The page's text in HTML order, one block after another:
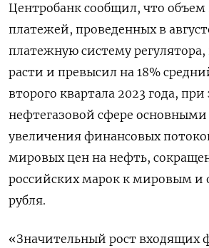
Центробанк сообщил, что
платежей, проведенных в
платежную систему
расти и превысил на 18%
второго квартала 2023 года,
нефтегазовой сфере
увеличения финансовых
мировых цен на нефть,
российских марок к мировым и
рубля.
«Значительный рост входящих